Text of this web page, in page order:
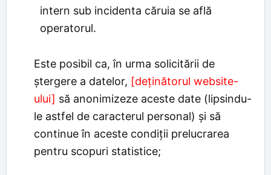
intern sub incidenta căruia se află
operatorul.
Este posibil ca, în urma solicitării de
ștergere a datelor, [deținătorul website-
ului] să anonimizeze aceste date (lipsindu-
le astfel de caracterul personal) și să
continue în aceste condiții prelucrarea
pentru scopuri statistice;